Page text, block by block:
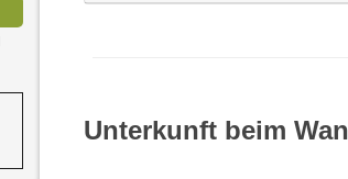
Unterkunft beim